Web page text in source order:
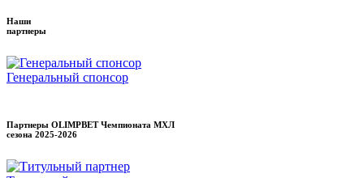
Наши
партнеры
Генеральный спонсор
Партнеры OLIMPBET Чемпионата МХЛ
сезона 2025-2026